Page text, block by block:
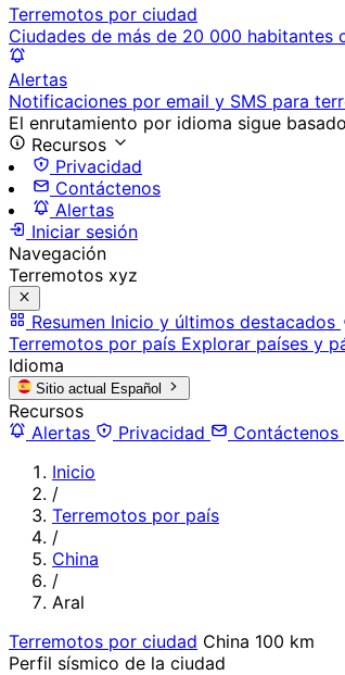
Terremotos por ciudad
Ciudades de más de 20 000 habitantes
Alertas
Notificaciones por email y SMS para
El enrutamiento por idioma sigue
Recursos
Privacidad
Contáctenos
Alertas
Iniciar sesión
Navegación
Terremotos xyz
Resumen Inicio y últimos destacados
Terremotos por país Explorar países y
Idioma
Sitio actual Español
Recursos
Alertas
Privacidad Contáctenos
Inicio
/
Terremotos por país
/
China
/
Aral
Terremotos por ciudad China 100 km
Perfil sísmico de la ciudad